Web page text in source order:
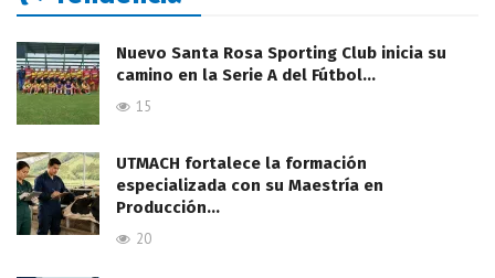
Nuevo Santa Rosa Sporting Club inicia su
camino en la Serie A del Fútbol…
15
UTMACH fortalece la formación
especializada con su Maestría en
Producción…
20